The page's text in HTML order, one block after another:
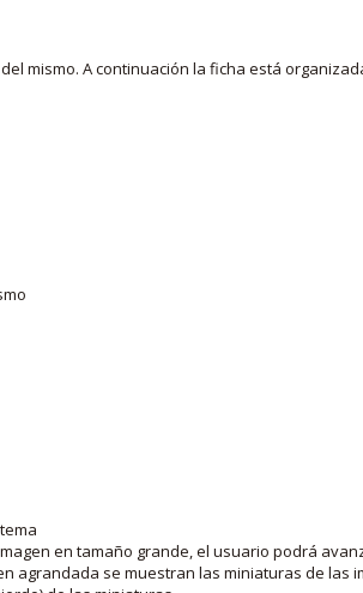
mismo. A continuación la ficha está
en tamaño grande, el usuario podrá
agrandada se muestran las miniaturas de